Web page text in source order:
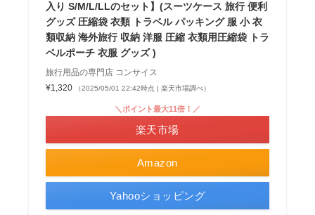
入り S/M/L/LLのセット】(スーツケース 旅行 便利
グッズ 圧縮袋 衣類 トラベル パッキング 服 小 衣
類収納 海外旅行 収納 洋服 圧縮 衣類用圧縮袋 トラ
ベルポーチ 衣服 グッズ )
旅行用品の専門店 コンサイス
¥1,320
（2025/05/01 22:42時点 | 楽天市場調べ）
Amazon
＼ポイント最大11倍！／
楽天市場
Yahooショッピング